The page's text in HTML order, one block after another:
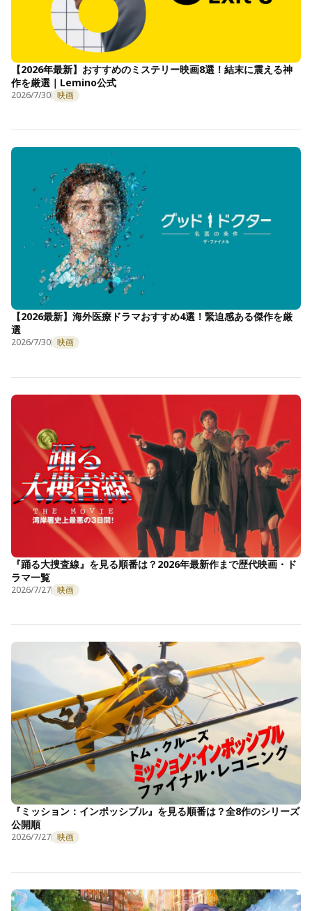
【2026年最新】おすすめのミステリー映画8選！結末に震える神
作を厳選｜Lemino公式
2026/7/30 映画
【2026最新】海外医療ドラマおすすめ4選！緊迫感ある傑作を厳
選
2026/7/30 映画
『踊る大捜査線』を見る順番は？2026年最新作まで歴代映画・ド
ラマ一覧
2026/7/27 映画
『ミッション：インポッシブル』を見る順番は？全8作のシリーズ
公開順
2026/7/27 映画